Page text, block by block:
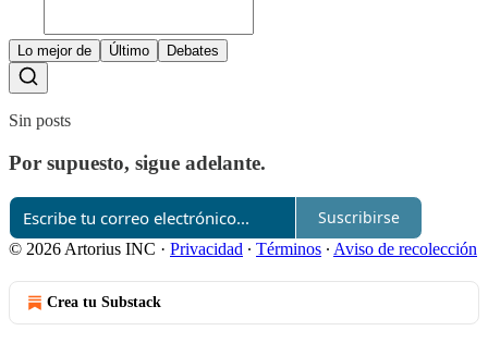
Lo mejor de Último Debates
Sin posts
Por supuesto, sigue adelante.
Suscribirse
© 2026 Artorius INC · Privacidad ∙ Términos ∙ Aviso de recolección
Crea tu Substack